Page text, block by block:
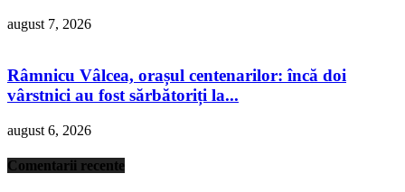
august 7, 2026
Râmnicu Vâlcea, orașul centenarilor: încă doi
vârstnici au fost sărbătoriți la...
august 6, 2026
Comentarii recente